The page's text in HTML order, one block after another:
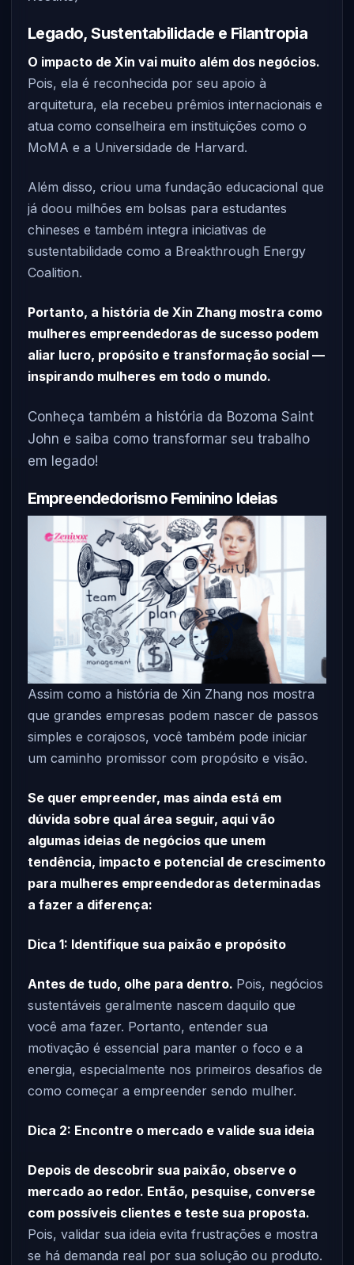
Legado, Sustentabilidade e Filantropia
O impacto de Xin vai muito além dos negócios.
Pois, ela é reconhecida por seu apoio à
arquitetura, ela recebeu prêmios internacionais e
atua como conselheira em instituições como o
MoMA e a Universidade de Harvard.
Além disso, criou uma fundação educacional que
já doou milhões em bolsas para estudantes
chineses e também integra iniciativas de
sustentabilidade como a Breakthrough Energy
Coalition.
Portanto, a história de Xin Zhang mostra como
mulheres empreendedoras de sucesso podem
aliar lucro, propósito e transformação social —
inspirando mulheres em todo o mundo.
Conheça também a história da Bozoma Saint
John e saiba como transformar seu trabalho
em legado!
Empreendedorismo Feminino Ideias
Assim como a história de Xin Zhang nos mostra
que grandes empresas podem nascer de passos
simples e corajosos, você também pode iniciar
um caminho promissor com propósito e visão.
Se quer empreender, mas ainda está em
dúvida sobre qual área seguir, aqui vão
algumas ideias de negócios que unem
tendência, impacto e potencial de crescimento
para mulheres empreendedoras determinadas
a fazer a diferença:
Dica 1: Identifique sua paixão e propósito
Antes de tudo, olhe para dentro. Pois, negócios
sustentáveis geralmente nascem daquilo que
você ama fazer. Portanto, entender sua
motivação é essencial para manter o foco e a
energia, especialmente nos primeiros desafios de
como começar a empreender sendo mulher.
Dica 2: Encontre o mercado e valide sua ideia
Depois de descobrir sua paixão, observe o
mercado ao redor. Então, pesquise, converse
com possíveis clientes e teste sua proposta.
Pois, validar sua ideia evita frustrações e mostra
se há demanda real por sua solução ou produto.